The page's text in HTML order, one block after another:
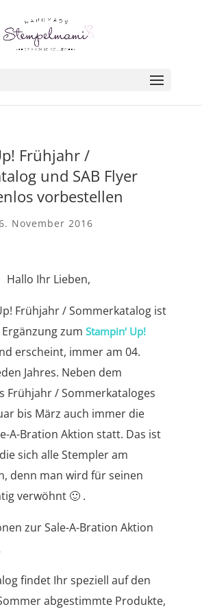
Frühjahr /
und SAB Flyer
vorbestellen
November 2016
Hallo Ihr Lieben,
Frühjahr / Sommerkatalog ist
zum Stampin‘ Up!
erscheint, immer am 04.
Jahres. Neben dem
Frühjahr / Sommerkataloges
bis März auch immer die
A-Bration Aktion statt. Das ist
sich alle Stempler am
denn man wird für seinen
verwöhnt 🙂 .
zur Sale-A-Bration Aktion
findet Ihr speziell auf den
abgestimmte Produkte,